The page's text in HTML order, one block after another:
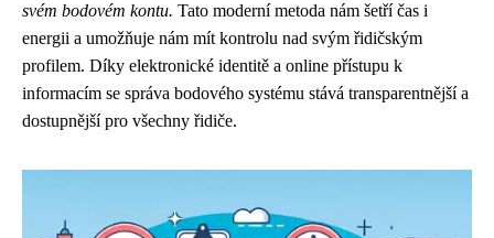
svém bodovém kontu. Tato moderní metoda nám šetří čas i
energii a umožňuje nám mít kontrolu nad svým řidičským
profilem. Díky elektronické identitě a online přístupu k
informacím se správa bodového systému stává transparentnější a
dostupnější pro všechny řidiče.